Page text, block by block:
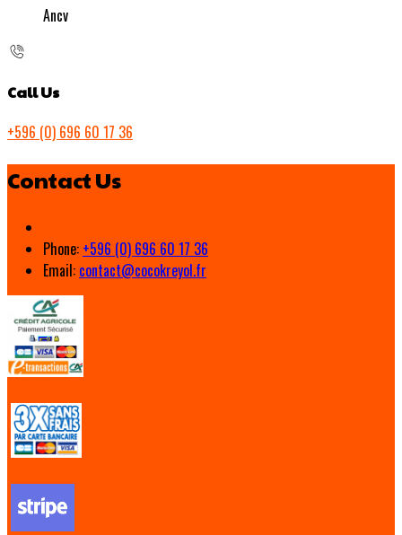
Ancv
Call Us
+596 (0) 696 60 17 36
Contact Us
Phone: +596 (0) 696 60 17 36
Email: contact@cocokreyol.fr